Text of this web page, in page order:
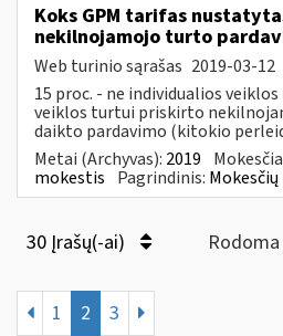
Koks GPM tarifas
nekilnojamojo turto
Web turinio sąrašas 2019-03-12
15 proc. - ne individualios
veiklos turtui priskirto
daikto pardavimo (kitokio
Metai (Archyvas): 2019
mokestis Pagrindinis:
30 Įrašų(-ai)
1 2 3